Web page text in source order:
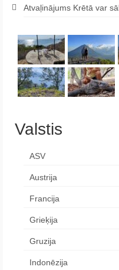
Atvaļinājums Krētā var
Valstis
ASV
Austrija
Francija
Grieķija
Gruzija
Indonēzija